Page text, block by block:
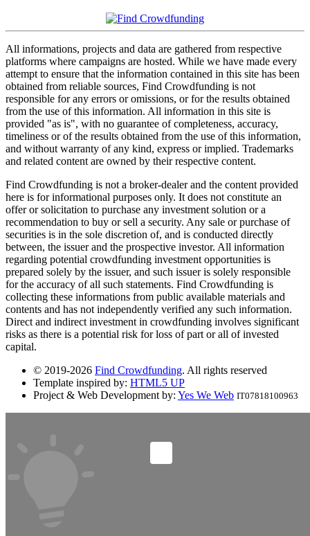
All informations, projects and data are gathered from respective
platforms where campaigns are hosted. While we have made every
attempt to ensure that the information contained in this site has been
obtained from reliable sources, Find Crowdfunding is not
responsible for any errors or omissions, or for the results obtained
from the use of this information. All information in this site is
provided "as is", with no guarantee of completeness, accuracy,
timeliness or of the results obtained from the use of this information,
and without warranty of any kind, express or implied. Trademarks
and related content are owned by their respective content.
Find Crowdfunding is not a broker-dealer and the content provided
here is for informational purposes only. It does not constitute an
offer or solicitation to purchase any investment solution or a
recommendation to buy or sell a security. Any sale or purchase of
securities is in the sole discretion of, and is conducted directly
between, the issuer and the prospective investor. All information
regarding potential crowdfunding investment opportunities is
prepared solely by the issuer, and such issuer is solely responsible
for the accuracy of all such statements. Find Crowdfunding is
collecting these informations from public available materials and
contents and has not independently verified any such information.
Direct and indirect investment in crowdfunding involves significant
risks as there is a potential risk for loss of part or all of invested
capital.
© 2019-2026 Find Crowdfunding. All rights reserved
Template inspired by: HTML5 UP
Project & Web Development by: Yes We Web IT07818100963